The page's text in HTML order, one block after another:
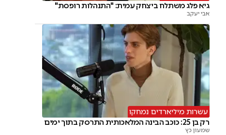
גיא פלג משתלח ביצחק עמית: "התנהלות רופסת"
אבי יעקב
עשרות מיליארדים נמחקו
רק בן 25: כוכב הבינה המלאכותית התרסק בתוך ימים
שמעון כץ